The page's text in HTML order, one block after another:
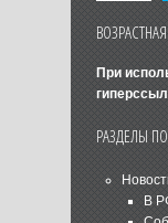
При
РАЗДЕЛЫ
В